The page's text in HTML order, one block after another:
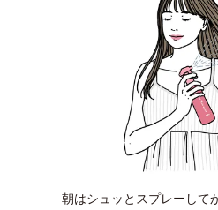
朝はシュッとスプレーして